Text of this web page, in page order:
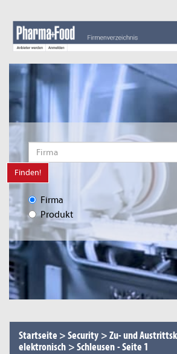
Finden!
Firma
Produkt
Startseite >Security >Zu- und
elektronisch >Schleusen-Seite 1